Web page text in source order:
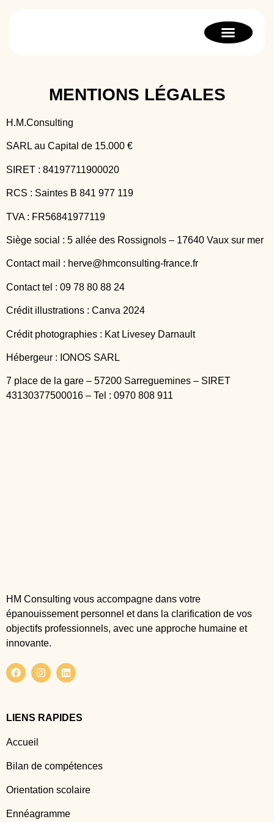
MENTIONS LÉGALES
H.M.Consulting
SARL au Capital de 15.000 €
SIRET : 84197711900020
RCS : Saintes B 841 977 119
TVA : FR56841977119
Siège social : 5 allée des Rossignols – 17640 Vaux sur mer
Contact mail : herve@hmconsulting-france.fr
Contact tel : 09 78 80 88 24
Crédit illustrations : Canva 2024
Crédit photographies : Kat Livesey Darnault
Hébergeur : IONOS SARL
7 place de la gare – 57200 Sarreguemines – SIRET
43130377500016 – Tel : 0970 808 911
HM Consulting vous accompagne dans votre
épanouissement personnel et dans la clarification de vos
objectifs professionnels, avec une approche humaine et
innovante.
LIENS RAPIDES
Accueil
Bilan de compétences
Orientation scolaire
Ennéagramme